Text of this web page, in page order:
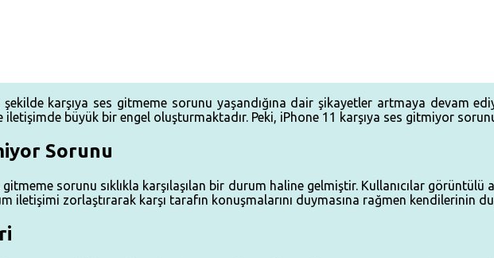
şekilde karşıya ses gitmeme sorunu yaşandığına dair şikayetler artmaya devam
büyük bir engel oluşturmaktadır. Peki, iPhone 11 karşıya ses gitmiyor
Sorunu
gitmeme sorunu sıklıkla karşılaşılan bir durum haline gelmiştir. Kullanıcılar
iletişimi zorlaştırarak karşı tarafın konuşmalarını duymasına rağmen kendilerinin